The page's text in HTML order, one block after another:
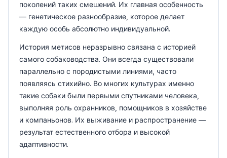
поколений таких смешений. Их главная особенность
— генетическое разнообразие, которое делает
каждую особь абсолютно индивидуальной.
История метисов неразрывно связана с историей
самого собаководства. Они всегда существовали
параллельно с породистыми линиями, часто
появляясь стихийно. Во многих культурах именно
такие собаки были первыми спутниками человека,
выполняя роль охранников, помощников в хозяйстве
и компаньонов. Их выживание и распространение —
результат естественного отбора и высокой
адаптивности.